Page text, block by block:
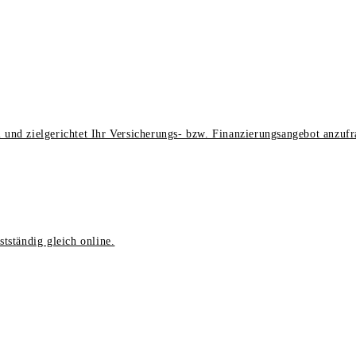
zielgerichtet Ihr Versicherungs- bzw. Finanzierungsangebot
gleich online.